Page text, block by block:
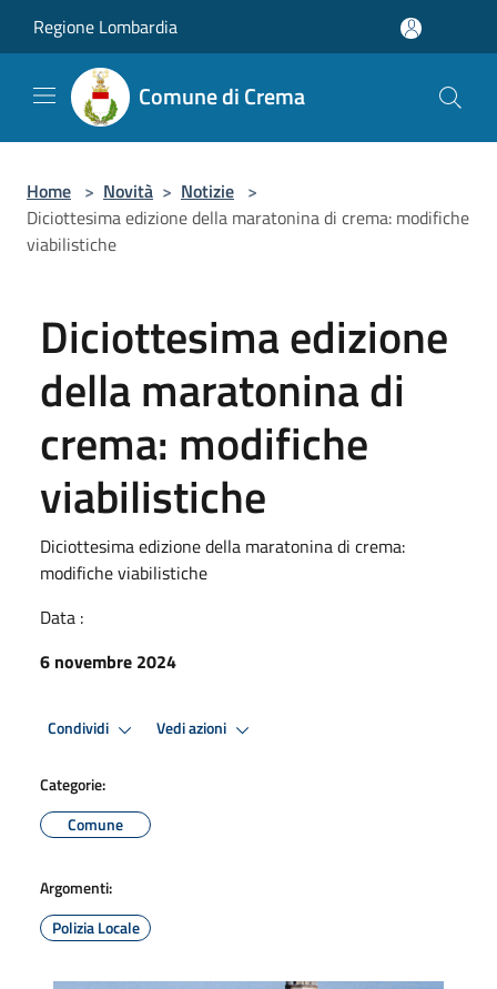
Regione Lombardia
Comune di Crema
Home > Novità > Notizie >
Diciottesima edizione della maratonina di crema: modifiche
viabilistiche
Diciottesima edizione
della maratonina di
crema: modifiche
viabilistiche
Diciottesima edizione della maratonina di crema:
modifiche viabilistiche
Data :
6 novembre 2024
Condividi Vedi azioni
Categorie:
Comune
Argomenti:
Polizia Locale